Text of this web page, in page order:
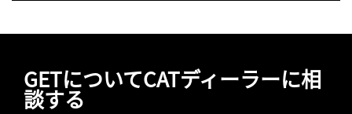
GETについてCATディーラーに相
談する